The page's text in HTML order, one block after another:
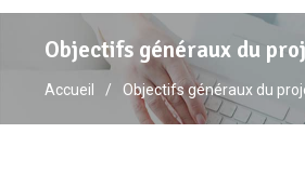
Objectifs généraux du
Accueil Objectifs généraux du